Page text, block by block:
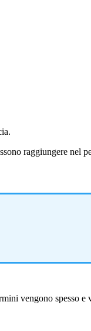
raggiungere nel
vengono spesso